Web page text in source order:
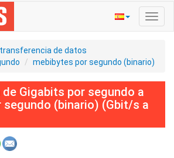
de datos
mebibytes por segundo (binario)
Gigabits por segundo a
segundo (binario) (Gbit/s a